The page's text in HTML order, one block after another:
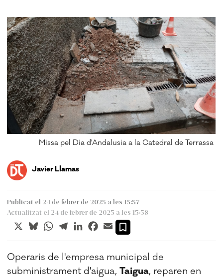
Missa pel Dia d'Andalusia a la Catedral de Terrassa
Javier Llamas
Publicat el 24 de febrer de 2025 a les 15:57
Actualitzat el 24 de febrer de 2025 a les 15:58
X BlueskyWhatsApp
TelegramLinkedInFacebook
Email
Operaris de l'empresa municipal de
subministrament d'aigua,Taigua, reparen en